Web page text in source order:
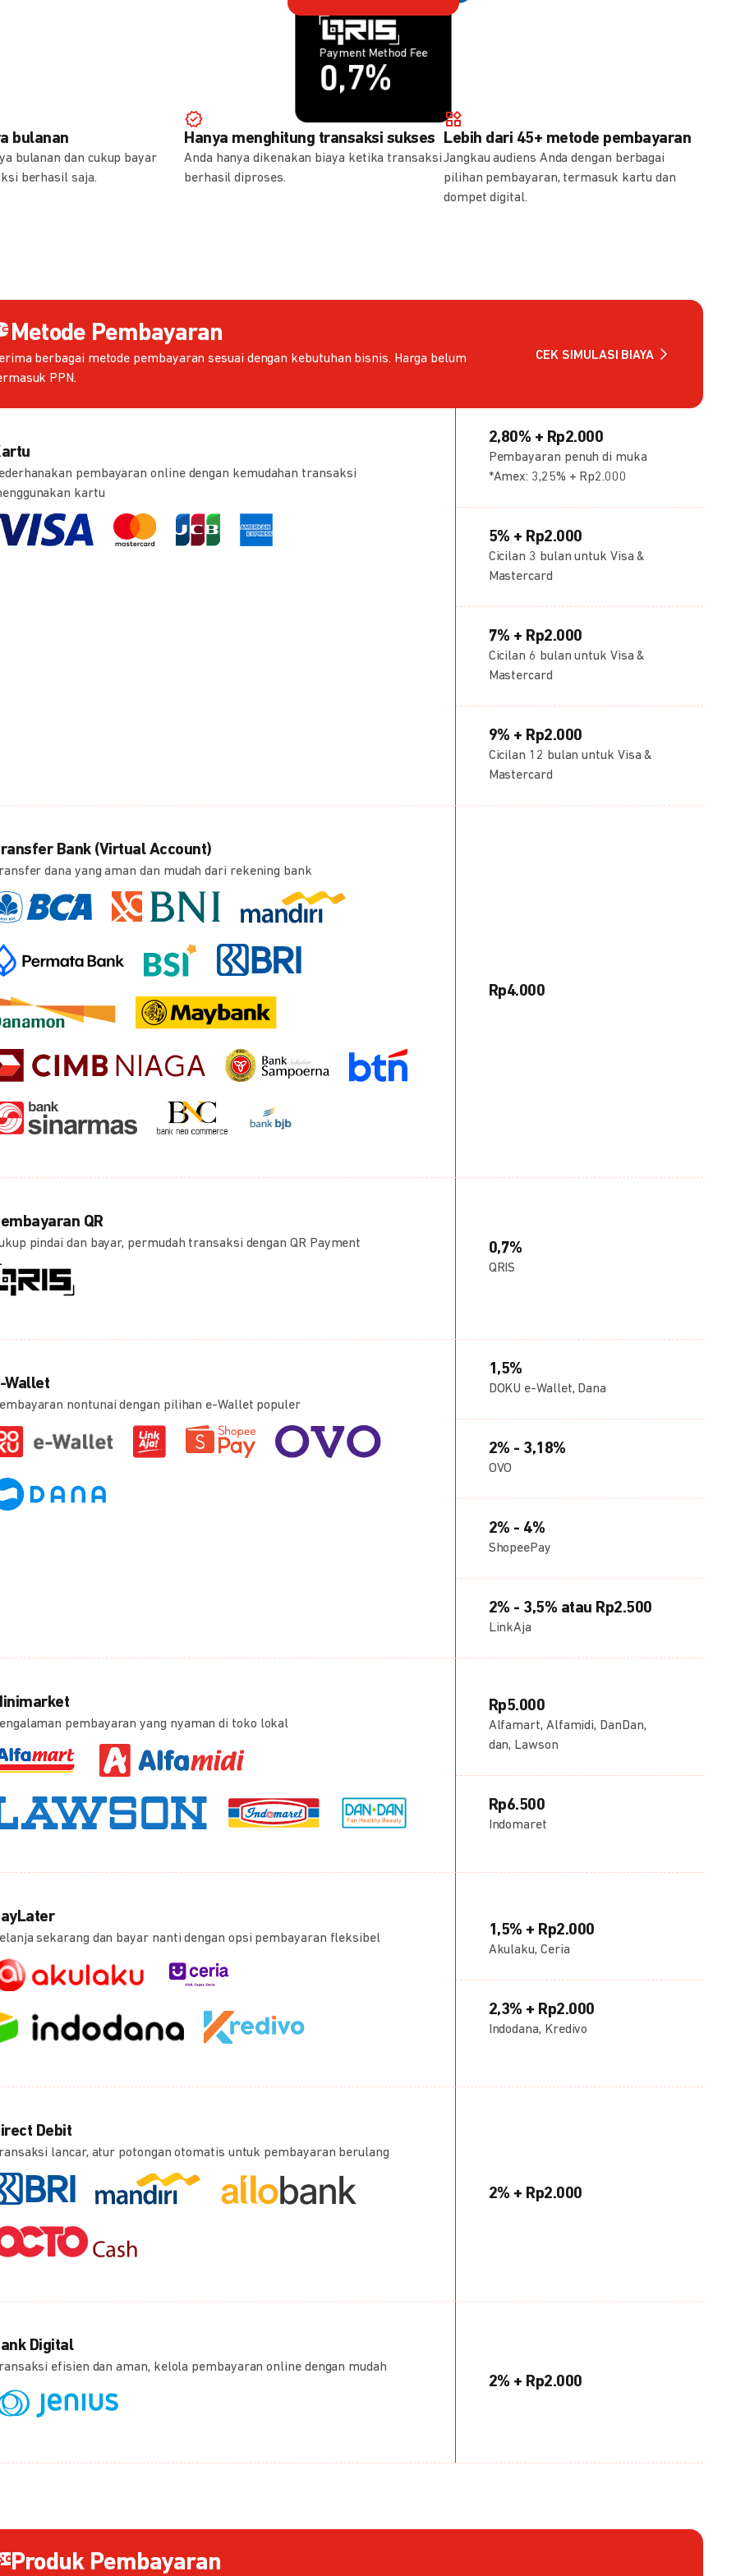
Payment Method Fee
0,7%
Payment Method Fee
1,5%
bulanan
bulanan dan cukup bayar
berhasil saja.
Hanya menghitung transaksi sukses
Anda hanya dikenakan biaya ketika transaksi
berhasil diproses.
Lebih dari 45+ metode pembayaran
Jangkau audiens Anda dengan berbagai
pilihan pembayaran, termasuk kartu dan
dompet digital.
Metode Pembayaran
berbagai metode pembayaran sesuai dengan kebutuhan bisnis. Harga belum
PPN.
CEK SIMULASI BIAYA
pembayaran online dengan kemudahan transaksi
kartu
2,80% + Rp2.000
Pembayaran penuh di muka
*Amex: 3,25% + Rp2.000
5% + Rp2.000
Cicilan 3 bulan untuk Visa &
Mastercard
7% + Rp2.000
Cicilan 6 bulan untuk Visa &
Mastercard
9% + Rp2.000
Cicilan 12 bulan untuk Visa &
Mastercard
Bank (Virtual Account)
dana yang aman dan mudah dari rekening bank
Rp4.000
QR
pindai dan bayar, permudah transaksi dengan QR Payment 0,7%
QRIS
Wallet
nontunai dengan pilihan e-Wallet populer
1,5%
DOKU e-Wallet, Dana
2% - 3,18%
OVO
2% - 4%
ShopeePay
2% - 3,5% atau Rp2.500
LinkAja
pembayaran yang nyaman di toko lokal
Rp5.000
Alfamart, Alfamidi, DanDan,
dan, Lawson
Rp6.500
Indomaret
sekarang dan bayar nanti dengan opsi pembayaran fleksibel
1,5% + Rp2.000
Akulaku, Ceria
2,3% + Rp2.000
Indodana, Kredivo
Debit
lancar, atur potongan otomatis untuk pembayaran berulang
2% + Rp2.000
Digital
efisien dan aman, kelola pembayaran online dengan mudah
2% + Rp2.000
Produk Pembayaran